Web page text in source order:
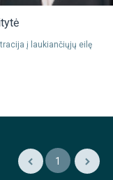
į laukiančiųjų eilę
1